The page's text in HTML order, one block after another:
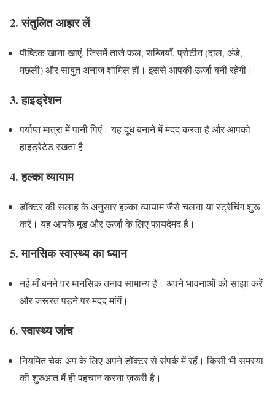
2.संतुलित आहार लें
पौष्टिक खाना खाएं, जिसमें ताजे फल, सब्जियाँ, प्रोटीन (दाल, अंडे,
मछली) और साबुत अनाज शामिल हों। इससे आपकी ऊर्जा बनी रहेगी।
3.हाइड्रेशन
पर्याप्त मात्रा में पानी पिएं। यह दूध बनाने में मदद करता है और आपको
हाइड्रेटेड रखता है।
4.हल्का व्यायाम
डॉक्टर की सलाह के अनुसार हल्का व्यायाम जैसे चलना या स्ट्रेचिंग शुरू
करें। यह आपके मूड और ऊर्जा के लिए फायदेमंद है।
5.मानसिक स्वास्थ्य का ध्यान
नई माँ बनने पर मानसिक तनाव सामान्य है। अपने भावनाओं को साझा करें
और जरूरत पड़ने पर मदद मांगें।
6.स्वास्थ्य जांच
नियमित चेक-अप के लिए अपने डॉक्टर से संपर्क में रहें। किसी भी समस्या
की शुरुआत में ही पहचान करना ज़रूरी है।